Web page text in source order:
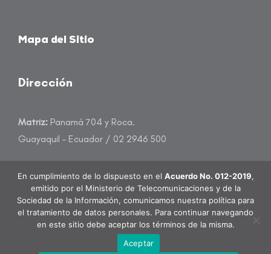
Mapa del Sitio
Dirección
Matriz: Panamá 704 y Roca.
Guayaquil – Ecuador / 02 2946 500
atencioncliente@banecuador.fin.ec
BanEcuador B.P. Todos los derechos reservados.
En cumplimiento de lo dispuesto en el Acuerdo No. 012-2019,
emitido por el Ministerio de Telecomunicaciones y de la
Sociedad de la Información, comunicamos nuestra política para
el tratamiento de datos personales. Para continuar navegando
en este sitio debe aceptar los términos de la misma.
Aceptar